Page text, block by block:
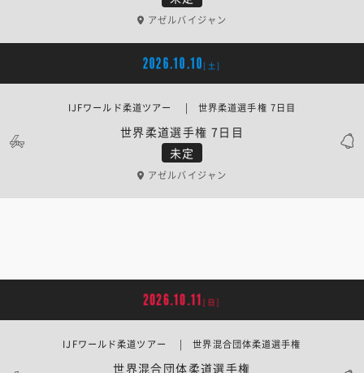
アゼルバイジャン
2026.10.10 [土]
未定
世界柔道選手権 7日目
IJFワールド柔道ツアー | 世界柔道選手権 7日目
アゼルバイジャン
2026.10.11 [日]
世界混合団体柔道選手権
IJFワールド柔道ツアー | 世界混合団体柔道選手権